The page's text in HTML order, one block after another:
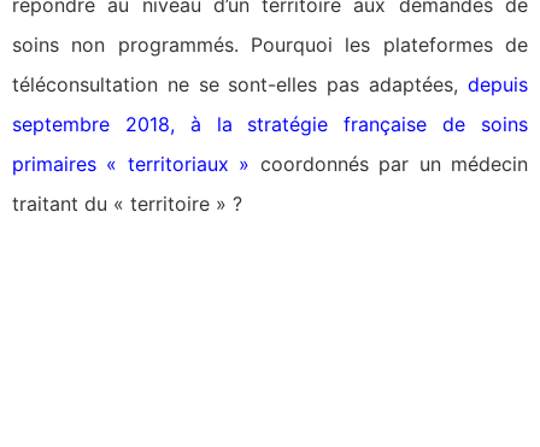
soins non programmés. Pourquoi les plateformes de
téléconsultation ne se sont-elles pas adaptées, depuis
septembre 2018, à la stratégie française de soins
primaires « territoriaux » coordonnés par un médecin
traitant du « territoire » ?